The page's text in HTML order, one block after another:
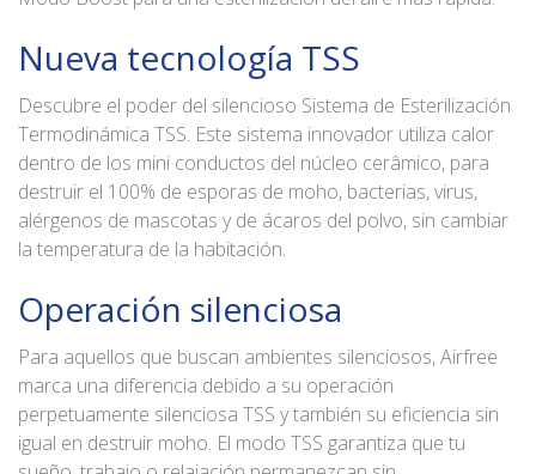
Nueva tecnología TSS
Descubre el poder del silencioso Sistema de Esterilización
Termodinámica TSS. Este sistema innovador utiliza calor
dentro de los mini conductos del núcleo cerâmico, para
destruir el 100% de esporas de moho, bacterias, virus,
alérgenos de mascotas y de ácaros del polvo, sin cambiar
la temperatura de la habitación.
Operación silenciosa
Para aquellos que buscan ambientes silenciosos, Airfree
marca una diferencia debido a su operación
perpetuamente silenciosa TSS y también su eficiencia sin
igual en destruir moho. El modo TSS garantiza que tu